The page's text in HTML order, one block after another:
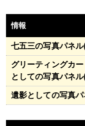
情報
七五三の写真パネ
グリーティングカー
としての写真パネ
遺影としての写真